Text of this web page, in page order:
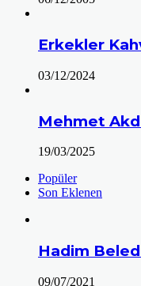
Erkekler
03/12/2024
Mehmet
19/03/2025
Popüler
Son Eklenen
Hadim
09/07/2021